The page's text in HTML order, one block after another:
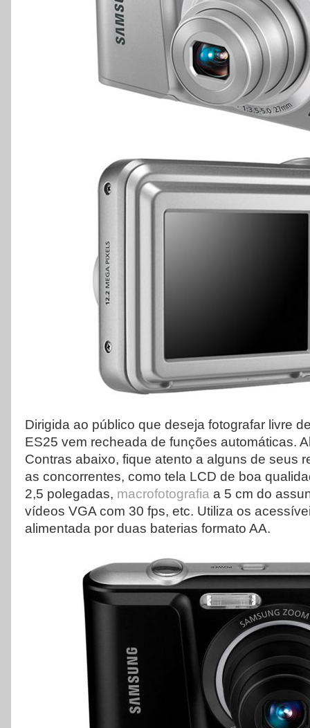
Dirigida ao público que deseja fotografar livre
ES25 vem recheada de funções automáticas.
Contras abaixo, fique atento a alguns de seus
as concorrentes, como tela LCD de boa
2,5 polegadas, macrofotografia a 5 cm do
vídeos VGA com 30 fps, etc. Utiliza os
alimentada por duas baterias formato AA.